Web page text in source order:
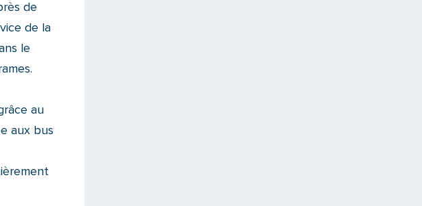
de
de la
le
au
aux bus